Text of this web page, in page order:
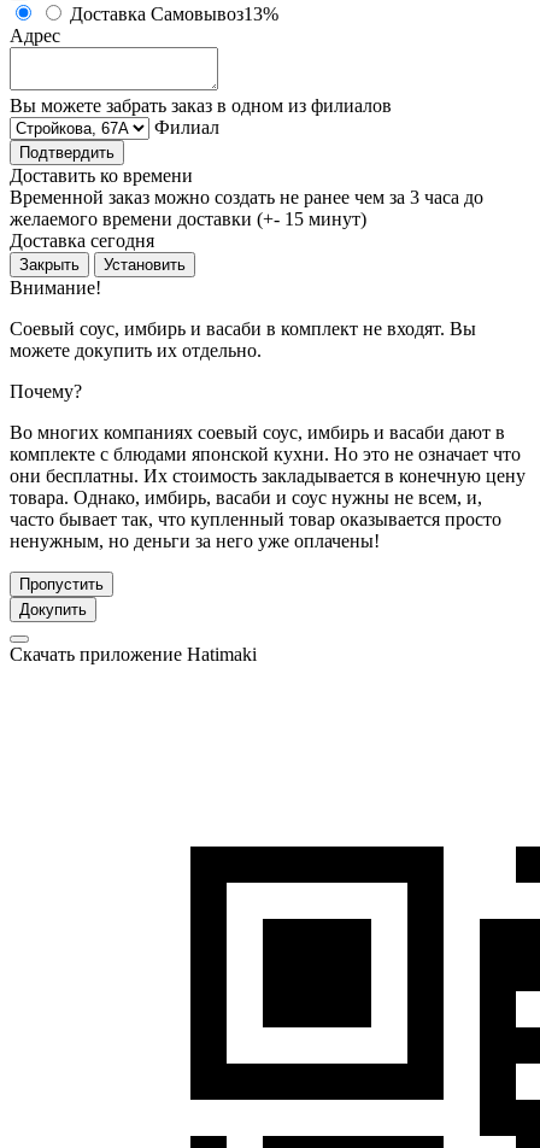
Доставка Самовывоз13%
Адрес
Вы можете забрать заказ в одном из филиалов
Филиал
Подтвердить
Доставить ко времени
Временной заказ можно создать не ранее чем за 3 часа до
желаемого времени доставки (+- 15 минут)
Доставка сегодня
Закрыть Установить
Внимание!
Соевый соус, имбирь и васаби в комплект не входят. Вы
можете докупить их отдельно.
Почему?
Во многих компаниях соевый соус, имбирь и васаби дают в
комплекте с блюдами японской кухни. Но это не означает что
они бесплатны. Их стоимость закладывается в конечную цену
товара. Однако, имбирь, васаби и соус нужны не всем, и,
часто бывает так, что купленный товар оказывается просто
ненужным, но деньги за него уже оплачены!
Пропустить
Докупить
Скачать приложение Hatimaki